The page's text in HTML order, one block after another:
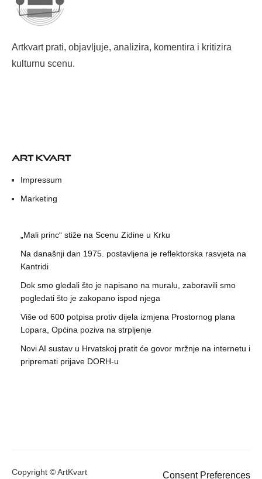
Artkvart prati, objavljuje, analizira, komentira i kritizira
kulturnu scenu.
ART KVART
Impressum
Marketing
„Mali princ“ stiže na Scenu Zidine u Krku
Na današnji dan 1975. postavljena je reflektorska rasvjeta na
Kantridi
Dok smo gledali što je napisano na muralu, zaboravili smo
pogledati što je zakopano ispod njega
Više od 600 potpisa protiv dijela izmjena Prostornog plana
Lopara, Općina poziva na strpljenje
Novi AI sustav u Hrvatskoj pratit će govor mržnje na internetu i
pripremati prijave DORH-u
Copyright © ArtKvart Consent Preferences